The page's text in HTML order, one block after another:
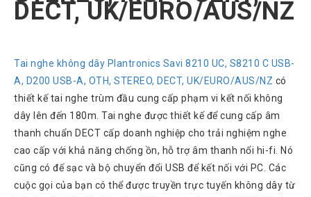
Atcom
Polycom
Phones
AudioCodes
Phones
Fanvil
Phones
Avaya
DECT, UK/EURO/AUS/NZ
Tai nghe không dây Plantronics Savi 8210 UC, S8210 C USB-
A, D200 USB-A, OTH, STEREO, DECT, UK/EURO/AUS/NZ có
thiết kế tai nghe trùm đầu cung cấp phạm vi kết nối không
dây lên đến 180m. Tai nghe được thiết kế để cung cấp âm
thanh chuẩn DECT cấp doanh nghiệp cho trải nghiệm nghe
cao cấp với khả năng chống ồn, hỗ trợ âm thanh nổi hi-fi. Nó
cũng có đế sạc và bộ chuyển đổi USB để kết nối với PC. Các
cuộc gọi của bạn có thể được truyền trực tuyến không dây từ